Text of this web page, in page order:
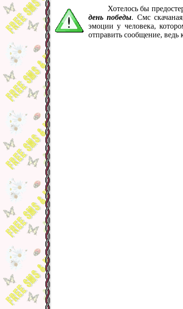
Хотелось бы
день победы. Смс
эмоции у человека,
отправить сообщение,